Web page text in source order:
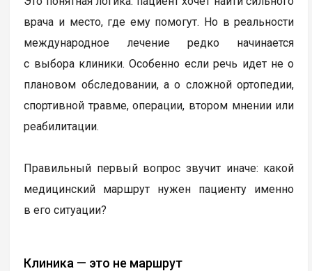
врача и место, где ему помогут. Но в реальности
международное лечение редко начинается
с выбора клиники. Особенно если речь идет не о
плановом обследовании, а о сложной ортопедии,
спортивной травме, операции, втором мнении или
реабилитации.
Правильный первый вопрос звучит иначе: какой
медицинский маршрут нужен пациенту именно
в его ситуации?
Клиника — это не маршрут